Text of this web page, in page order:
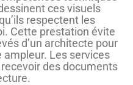
ces visuels
respectent les
Cette prestation évite
d’un architecte pour
Les services
des documents